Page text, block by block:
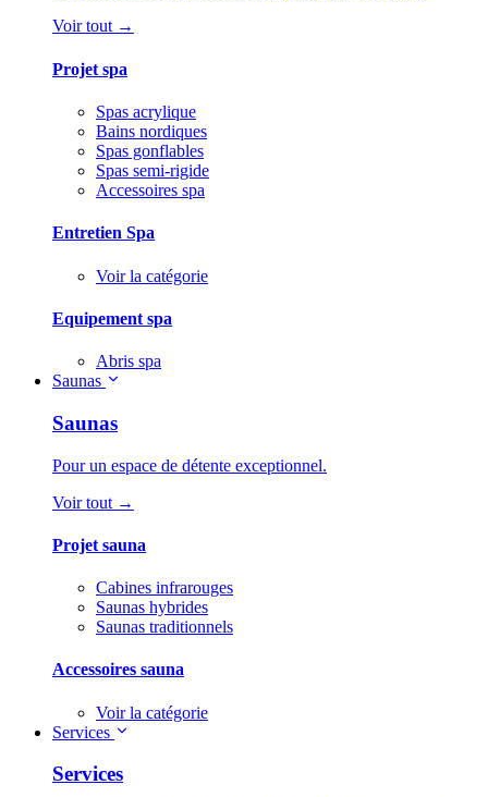
Voir tout →
Projet spa
Spas acrylique
Bains nordiques
Spas gonflables
Spas semi-rigide
Accessoires spa
Entretien Spa
Voir la catégorie
Equipement spa
Abris spa
Saunas
Saunas
Pour un espace de détente exceptionnel.
Voir tout →
Projet sauna
Cabines infrarouges
Saunas hybrides
Saunas traditionnels
Accessoires sauna
Voir la catégorie
Services
Services